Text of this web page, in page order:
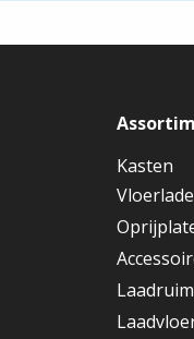
Kasten